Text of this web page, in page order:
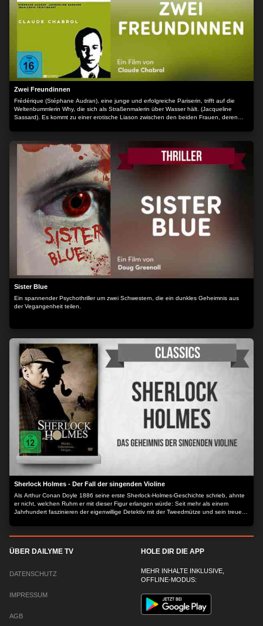
Zwei Freundinnen
Frédérique (Stéphane Audran), eine junge und erfolgreiche Pariserin, trifft auf die
Weltenbummlerin Why, die sich als Straßenmalerin über Wasser hält. (Jacqueline
Sassard). Es kommt zu einer erotische Liason zwischen den beiden Frauen, deren
Sister Blue
Ein spannender Psychothriller um zwei Schwestern, die ein dunkles Geheimnis aus
der Vegangenheit teilen.
Sherlock Holmes - Der Fall der singenden Violine
Als Arthur Conan Doyle 1886 seine erste Sherlock-Holmes-Geschichte schrieb, ahnte
er nicht, welchen Ruhm er mit dieser Figur erlangen würde: Seit mehr als einem
Jahrhundert faszinieren der eigenwillige Detektiv mit der Tweedmütze und sein treuer
ÜBER DAILYME TV
DATENSCHUTZ
IMPRESSUM
AGB
HOLE DIR DIE APP
MEHR INHALTE INKLUSIVE,
OFFLINE-MODUS: